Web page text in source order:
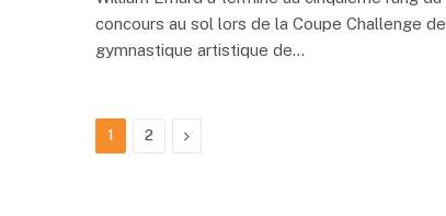
concours au sol lors de la Coupe Challenge de
gymnastique artistique de…
1 2 Next